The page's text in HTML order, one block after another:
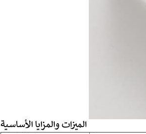
الميزات والمزايا الأساسية